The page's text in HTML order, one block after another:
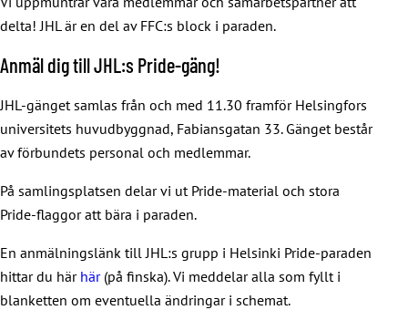
delta! JHL är en del av FFC:s block i paraden.
Anmäl dig till JHL:s Pride-gäng!
JHL-gänget samlas från och med 11.30 framför Helsingfors
universitets huvudbyggnad, Fabiansgatan 33. Gänget består
av förbundets personal och medlemmar.
På samlingsplatsen delar vi ut Pride-material och stora
Pride-flaggor att bära i paraden.
En anmälningslänk till JHL:s grupp i Helsinki Pride-paraden
hittar du här här(på finska). Vi meddelar alla som fyllt i
blanketten om eventuella ändringar i schemat.